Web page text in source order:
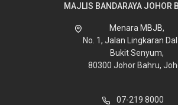
MAJLIS BANDARAYA JOHOR
Menara MBJB,
No. 1, Jalan Lingkaran
Bukit Senyum,
80300 Johor Bahru,
07-219 8000